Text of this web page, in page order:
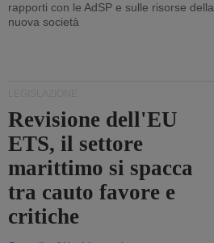
rapporti con le AdSP e sulle risorse della
nuova società
Revisione dell'EU
ETS, il settore
marittimo si spacca
tra cauto favore e
critiche